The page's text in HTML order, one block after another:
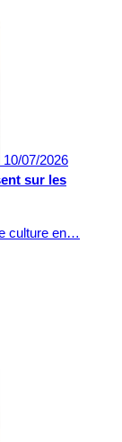
10/07/2026
sur les
culture en…